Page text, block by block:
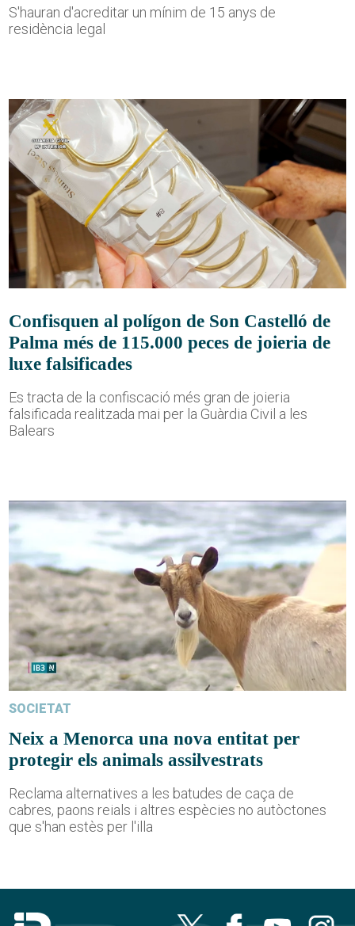
S'hauran d'acreditar un mínim de 15 anys de
residència legal
Confisquen al polígon de Son Castelló de
Palma més de 115.000 peces de joieria de
luxe falsificades
Es tracta de la confiscació més gran de joieria
falsificada realitzada mai per la Guàrdia Civil a les
Balears
SOCIETAT
Neix a Menorca una nova entitat per
protegir els animals assilvestrats
Reclama alternatives a les batudes de caça de
cabres, paons reials i altres espècies no autòctones
que s'han estès per l'illa